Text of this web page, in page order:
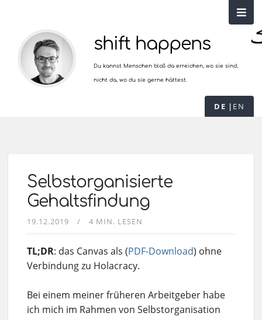
shift happens
Du kannst Menschen bloß da erreichen, wo sie sind,
nicht da, wo du sie gerne hättest.
DE EN
Selbstorganisierte
Gehaltsfindung
19.12.2019 4 MIN. LESEN
TL;DR: das Canvas als (PDF-Download) ohne
Verbindung zu Holacracy.
Bei einem meiner früheren Arbeitgeber habe
ich mich im Rahmen von Selbstorganisation